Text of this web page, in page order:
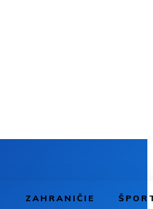
ZAHRANIČIE